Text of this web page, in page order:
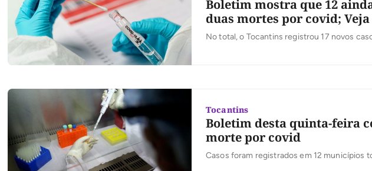
Boletim mostra que 12
duas mortes por covid; Veja
No total, o Tocantins registrou 17 novos
Tocantins
Boletim desta quinta-feira
morte por covid
Casos foram registrados em 12 municípios